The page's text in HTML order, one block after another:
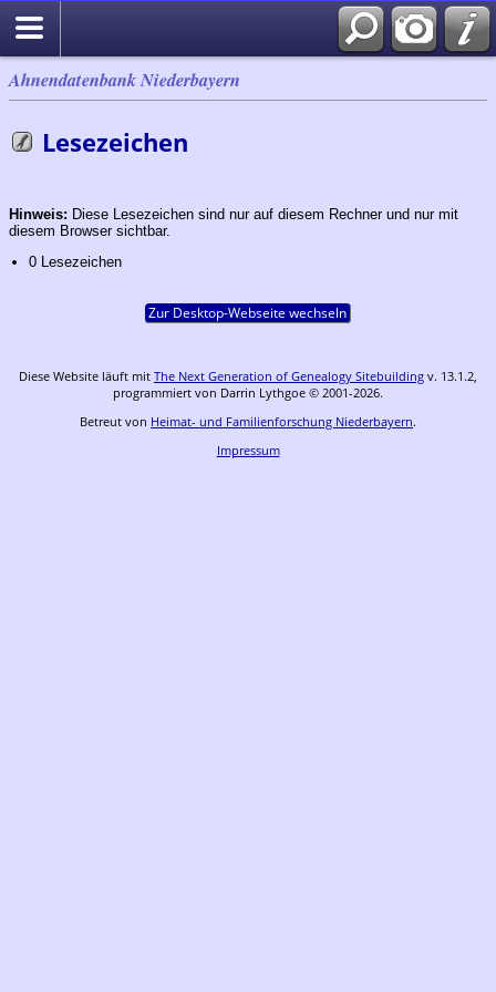
Ahnendatenbank Niederbayern
Lesezeichen
Hinweis: Diese Lesezeichen sind nur auf diesem Rechner und nur mit
diesem Browser sichtbar.
0 Lesezeichen
Zur Desktop-Webseite wechseln
Diese Website läuft mit The Next Generation of Genealogy Sitebuilding v. 13.1.2,
programmiert von Darrin Lythgoe © 2001-2026.
Betreut von Heimat- und Familienforschung Niederbayern.
Impressum